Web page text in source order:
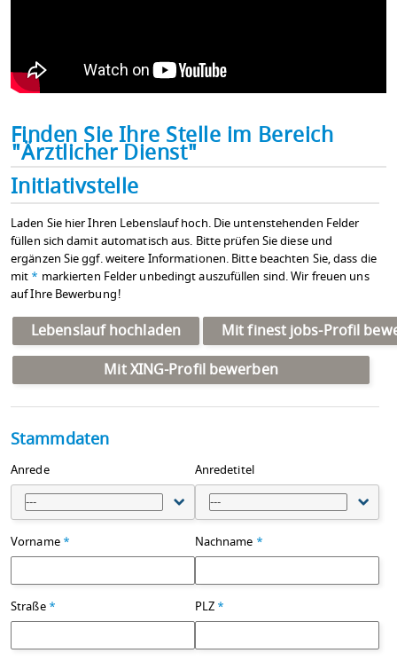
Finden Sie Ihre Stelle im Bereich
"Ärztlicher Dienst"
Initiativstelle
Laden Sie hier Ihren Lebenslauf hoch. Die untenstehenden Felder
füllen sich damit automatisch aus. Bitte prüfen Sie diese und
ergänzen Sie ggf. weitere Informationen. Bitte beachten Sie, dass die
mit * markierten Felder unbedingt auszufüllen sind. Wir freuen uns
auf Ihre Bewerbung!
Lebenslauf hochladen
Mit finest jobs-Profil
Mit XING-Profil bewerben
Stammdaten
Anrede
---
Anredetitel
---
Vorname * Nachname *
Straße * PLZ *